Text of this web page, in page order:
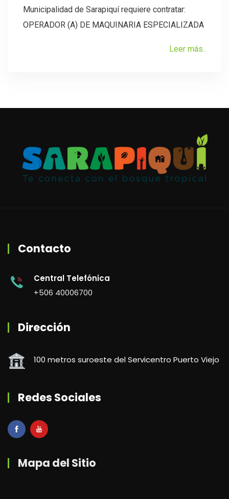
Municipalidad de Sarapiquí requiere contratar:
OPERADOR (A) DE MAQUINARIA ESPECIALIZADA
Leer más..
Contacto
Central Telefónica
+506 40006700
Dirección
100 metros suroeste del Servicentro Puerto Viejo
Redes Sociales
Mapa del Sitio